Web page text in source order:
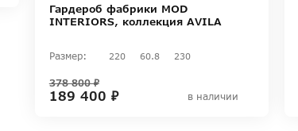
Гардероб фабрики MOD
INTERIORS, коллекция AVILA
Размер: 220 60.8 230
189 400 ₽
378 800 ₽
в наличии